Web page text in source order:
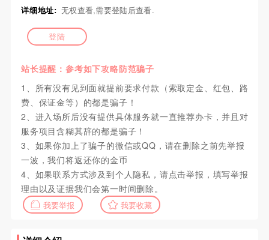
详细地址: 无权查看,需要登陆后查看.
登陆
站长提醒：参考如下攻略防范骗子
1、所有没有见到面就提前要求付款（索取定金、红包、路
费、保证金等）的都是骗子！
2、进入场所后没有提供具体服务就一直推荐办卡，并且对
服务项目含糊其辞的都是骗子！
3、如果你加上了骗子的微信或QQ，请在删除之前先举报
一波，我们将返还你的金币
4、如果联系方式涉及到个人隐私，请点击举报，填写举报
理由以及证据我们会第一时间删除。
我要举报 我要收藏